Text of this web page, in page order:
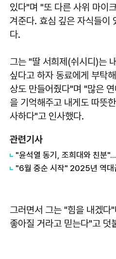
있다"며 "또 다른 사위 마이
겨준다. 효심 깊은 자식들이
다.
그는 "딸 서희제(쉬시디)는
싶다고 하자 동료에게 부탁
상도 만들어줬다"며 "많은
을 기억해주고 내게도 따뜻
사하다"고 인사했다.
관련기사
그러면서 그는 "힘을 내겠다
좋아질 거라고 믿는다"고 덧